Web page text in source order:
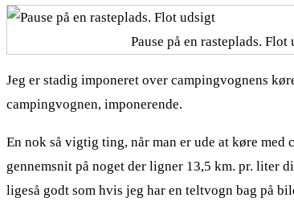
Pause på en rasteplads. Flot
Jeg er stadig imponeret over campingvognens
campingvognen, imponerende.
En nok så vigtig ting, når man er ude at køre
gennemsnit på noget der ligner 13,5 km. pr. liter
ligeså godt som hvis jeg har en teltvogn bag på